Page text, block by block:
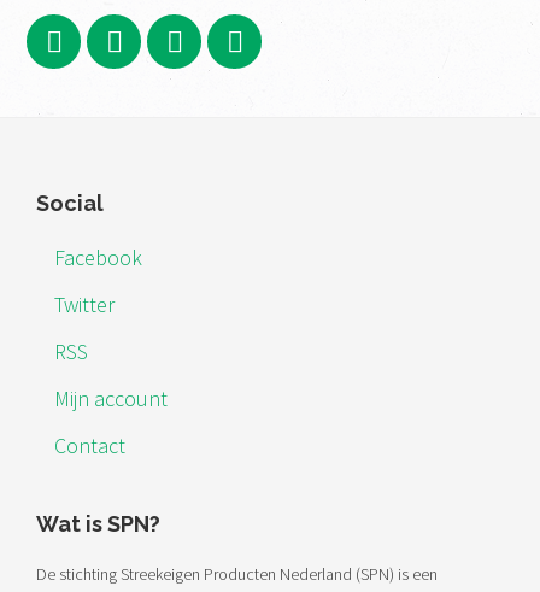
Footer
Social
Facebook
Twitter
RSS
Mijn account
Contact
Wat is SPN?
De stichting Streekeigen Producten Nederland (SPN) is een